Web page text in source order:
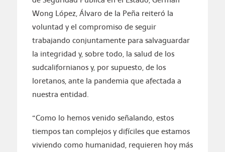
Wong López, Álvaro de la Peña reiteró la
voluntad y el compromiso de seguir
trabajando conjuntamente para salvaguardar
la integridad y, sobre todo, la salud de los
sudcalifornianos y, por supuesto, de los
loretanos, ante la pandemia que afectada a
nuestra entidad.
“Como lo hemos venido señalando, estos
tiempos tan complejos y difíciles que estamos
viviendo como humanidad, requieren hoy más